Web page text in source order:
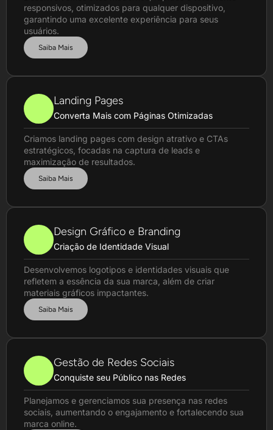
responsivos, otimizados para qualquer dispositivo,
garantindo uma excelente experiência para seus
usuários.
Saiba Mais
Landing Pages
Converta Mais com Páginas Otimizadas
Criamos landing pages com design atrativo e CTAs
estratégicos, focadas na captura de leads e
maximização de resultados.
Saiba Mais
Design Gráfico e Branding
Criação de Identidade Visual
Desenvolvemos logotipos e identidades visuais que
refletem a essência da sua marca, além de criar
materiais gráficos impactantes.
Saiba Mais
Gestão de Redes Sociais
Conquiste seu Público nas Redes
Planejamos e gerenciamos sua presença nas redes
sociais, aumentando o engajamento e fortalecendo sua
marca online.